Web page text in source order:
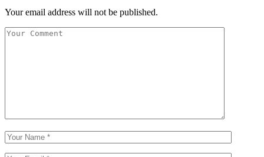
Your email address will not be published.